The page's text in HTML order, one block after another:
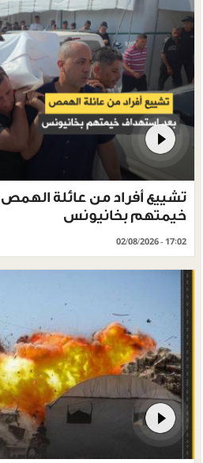
تشييع أفراد من عائلة
خيمتهم بخانيونس
02/08/2026 - 17:02